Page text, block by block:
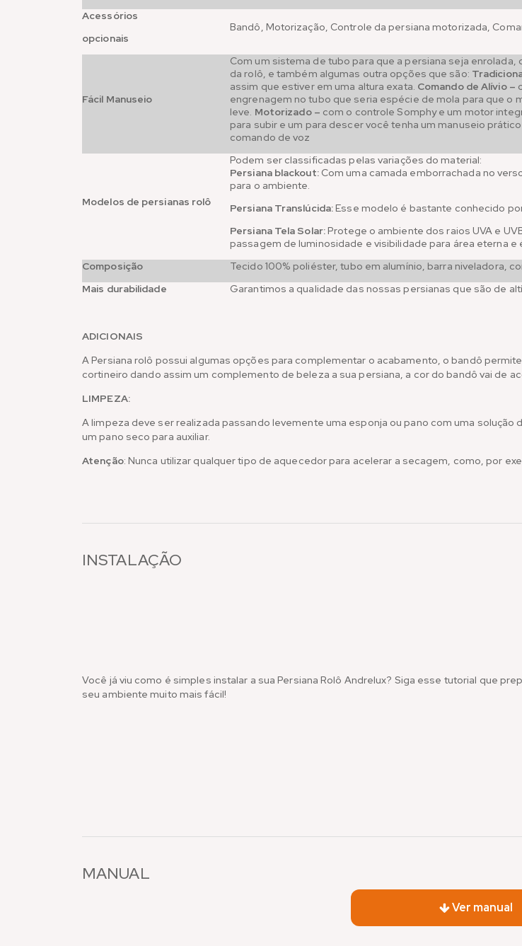
Acessórios
opcionais
Bandô, Motorização, Controle da persiana motorizada,
Fácil Manuseio
Com um sistema de tubo para que a persiana seja
da rolô, e também algumas outra opções que são:
assim que estiver em uma altura exata. Comando de Alívio –
engrenagem no tubo que seria espécie de mola para que o
leve. Motorizado – com o controle Somphy e um motor
para subir e um para descer você tenha um manuseio
comando de voz
Modelos de persianas rolô
Podem ser classificadas pelas variações do material:
Persiana blackout:Com uma camada emborrachada no
para o ambiente.
Persiana Translúcida:Esse modelo é bastante conhecido
Persiana Tela Solar:Protege o ambiente dos raios UVA e
passagem de luminosidade e visibilidade para área eterna e
Composição
Tecido 100% poliéster, tubo em alumínio, barra niveladora,
Mais durabilidade
Garantimos a qualidade das nossas persianas que são de
ADICIONAIS
A Persiana rolô possui algumas opções para complementar o acabamento, o bandô
cortineiro dando assim um complemento de beleza a sua persiana, a cor do bandô vai de
LIMPEZA:
A limpeza deve ser realizada passando levemente uma esponja ou pano com uma solução
um pano seco para auxiliar.
Atenção: Nunca utilizar qualquer tipo de aquecedor para acelerar a secagem, como, por
INSTALAÇÃO
Você já viu como é simples instalar a sua Persiana Rolô Andrelux? Siga esse tutorial que
seu ambiente muito mais fácil!
MANUAL
Ver manual